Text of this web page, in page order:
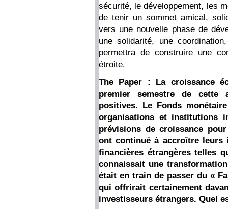
sécurité, le développement, les
de tenir un sommet amical,
vers une nouvelle phase de
une solidarité, une
permettra de construire une
étroite.
The Paper : La croissance
premier semestre de cette
positives. Le Fonds
organisations et institutions
prévisions de croissance
ont continué à accroître leurs
financières étrangères telles
connaissait une
était en train de passer du «
qui offrirait certainement
investisseurs étrangers. Quel